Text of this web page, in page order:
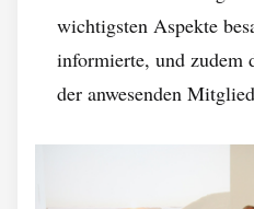
wichtigsten Aspekte
informierte, und zudem
der anwesenden